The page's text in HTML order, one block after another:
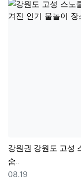
강원권 강원도 고성
숨…
등록일
08.19